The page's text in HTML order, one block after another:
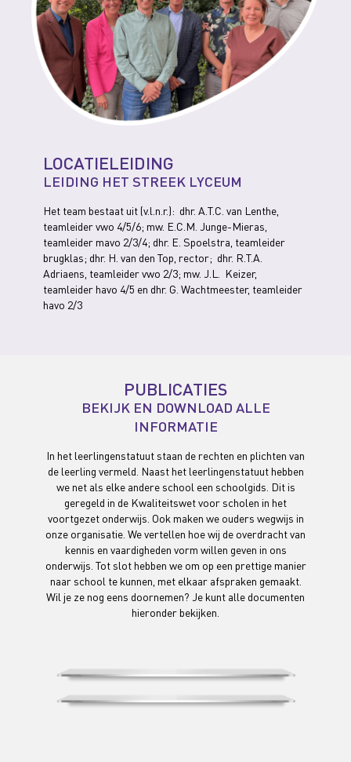
LOCATIELEIDING
LEIDING HET STREEK LYCEUM
Het team bestaat uit (v.l.n.r.): dhr. A.T.C. van Lenthe,
teamleider vwo 4/5/6; mw. E.C.M. Junge-Mieras,
teamleider mavo 2/3/4; dhr. E. Spoelstra, teamleider
brugklas; dhr. H. van den Top, rector; dhr. R.T.A.
Adriaens, teamleider vwo 2/3; mw. J.L. Keizer,
teamleider havo 4/5 en dhr. G. Wachtmeester, teamleider
havo 2/3
PUBLICATIES
BEKIJK EN DOWNLOAD ALLE
INFORMATIE
In het leerlingenstatuut staan de rechten en plichten van
de leerling vermeld. Naast het leerlingenstatuut hebben
we net als elke andere school een schoolgids. Dit is
geregeld in de Kwaliteitswet voor scholen in het
voortgezet onderwijs. Ook maken we ouders wegwijs in
onze organisatie. We vertellen hoe wij de overdracht van
kennis en vaardigheden vorm willen geven in ons
onderwijs. Tot slot hebben we om op een prettige manier
naar school te kunnen, met elkaar afspraken gemaakt.
Wil je ze nog eens doornemen? Je kunt alle documenten
hieronder bekijken.